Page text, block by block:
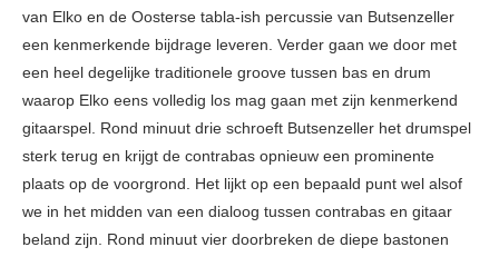
van Elko en de Oosterse tabla-ish percussie van Butsenzeller
een kenmerkende bijdrage leveren. Verder gaan we door met
een heel degelijke traditionele groove tussen bas en drum
waarop Elko eens volledig los mag gaan met zijn kenmerkend
gitaarspel. Rond minuut drie schroeft Butsenzeller het drumspel
sterk terug en krijgt de contrabas opnieuw een prominente
plaats op de voorgrond. Het lijkt op een bepaald punt wel alsof
we in het midden van een dialoog tussen contrabas en gitaar
beland zijn. Rond minuut vier doorbreken de diepe bastonen